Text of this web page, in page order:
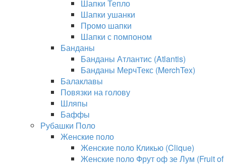
Шапки Тепло
Шапки ушанки
Промо шапки
Шапки с помпоном
Банданы
Банданы Атлантис (Atlantis)
Банданы МерчТекс (MerchTex)
Балаклавы
Повязки на голову
Шляпы
Баффы
Рубашки Поло
Женские поло
Женские поло Кликью (Clique)
Женские поло Фрут оф зе Лум (Fruit of